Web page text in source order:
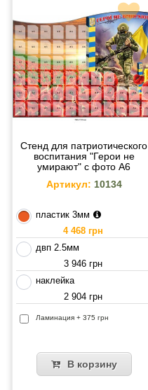
Стенд для патриотического
воспитания "Герои не
умирают" с фото А6
Артикул: 10134
пластик 3мм
4 468 грн
двп 2.5мм
3 946 грн
наклейка
2 904 грн
Ламинация + 375 грн
В корзину